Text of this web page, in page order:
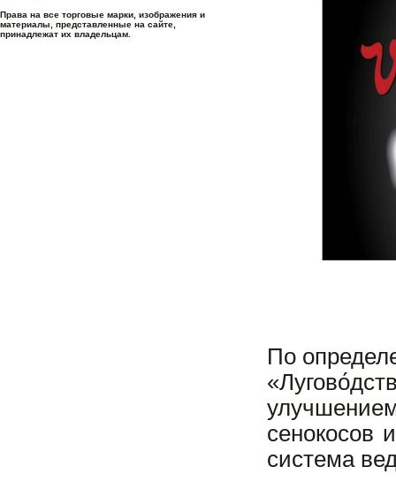
Права на все торговые марки, изображения и
материалы, представленные на сайте,
принадлежат их владельцам.
По
сенокосов
система